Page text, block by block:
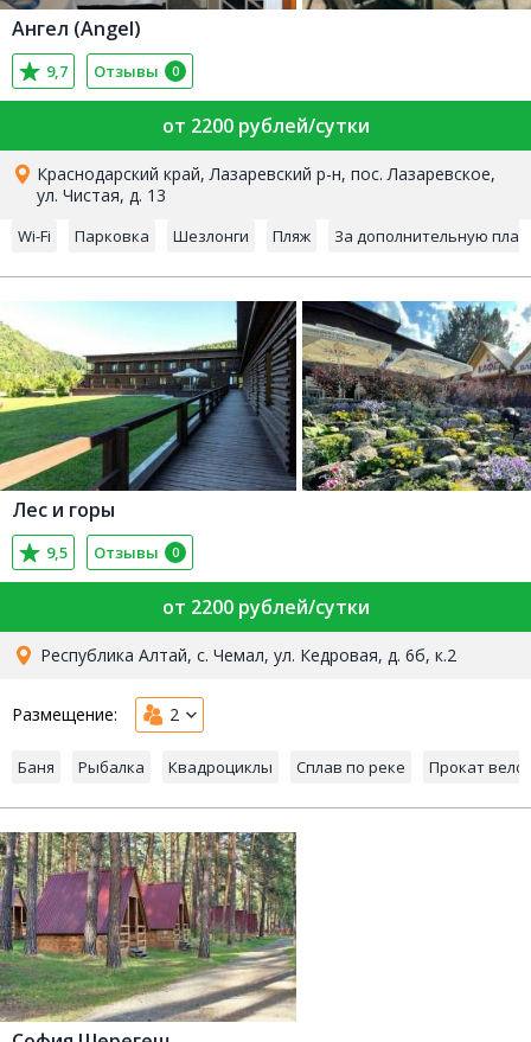
Ангел (Angel)
9,7 Отзывы 0
от 2200 рублей/сутки
Краснодарский край, Лазаревский р-н, пос. Лазаревское,
ул. Чистая, д. 13
Wi-Fi Парковка Шезлонги Пляж За дополнительную
Лес и горы
9,5 Отзывы 0
от 2200 рублей/сутки
Республика Алтай, с. Чемал, ул. Кедровая, д. 6б, к.2
Размещение: 2
Баня Рыбалка Квадроциклы Сплав по реке Прокат